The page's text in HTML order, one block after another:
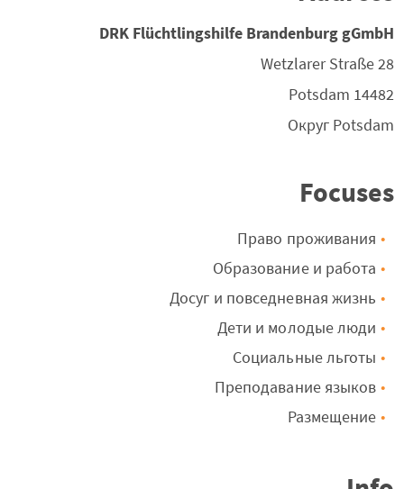
DRK Flüchtlingshilfe Brandenburg gGmbH
Wetzlarer Straße 28
14482
Potsdam
Округ Potsdam
Focuses
Право проживания
Образование и работа
Досуг и повседневная жизнь
Дети и молодые люди
Cоциальные льготы
Преподавание языков
Размещение